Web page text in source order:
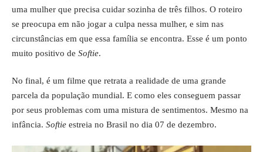
uma mulher que precisa cuidar sozinha de três filhos. O roteiro
se preocupa em não jogar a culpa nessa mulher, e sim nas
circunstâncias em que essa família se encontra. Esse é um ponto
muito positivo de Softie.
No final, é um filme que retrata a realidade de uma grande
parcela da população mundial. E como eles conseguem passar
por seus problemas com uma mistura de sentimentos. Mesmo na
infância. Softie estreia no Brasil no dia 07 de dezembro.